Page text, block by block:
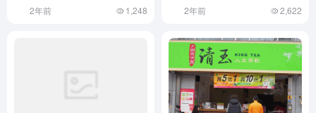
2年前 1,248 2年前 2,622